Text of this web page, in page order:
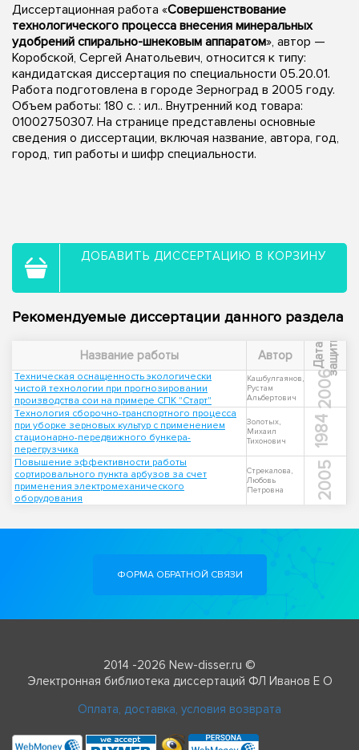
Диссертационная работа «Совершенствование
технологического процесса внесения минеральных
удобрений спирально-шнековым аппаратом», автор —
Коробской, Сергей Анатольевич, относится к типу:
кандидатская диссертация по специальности 05.20.01.
Работа подготовлена в городе Зерноград в 2005 году.
Объем работы: 180 с. : ил.. Внутренний код товара:
01002750307. На странице представлены основные
сведения о диссертации, включая название, автора, год,
город, тип работы и шифр специальности.
ДОБАВИТЬ ДИССЕРТАЦИЮ В КОРЗИНУ
Рекомендуемые диссертации данного раздела
Название работы Автор Д
а
т
а
з
а
щ
и
т ы
Техническая оснащенность экологически
чистой технологии при прогнозировании
производства сои на примере СПК "Старт"
Кашбулгаянов,
Рустам
Альбертович
2006
Технология сборочно-транспортного процесса
при уборке зерновых культур с применением
стационарно-передвижного бункера-
перегрузчика
Золотых,
Михаил
Тихонович
1984
Повышение эффективности работы
сортировального пункта арбузов за счет
применения электромеханического
оборудования
Стрекалова,
Любовь
Петровна
2005
ФОРМА ОБРАТНОЙ СВЯЗИ
2014 -2026 New-disser.ru ©
Электронная библиотека диссертаций ФЛ Иванов Е О
Оплата, доставка, условия возврата